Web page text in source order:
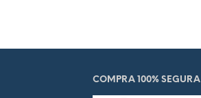
COMPRA 100% SEGURA